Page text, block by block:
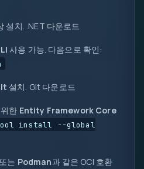
let
0x
( )
설치. .NET 다운로드
사용 가능. 다음으로 확인:
설치. Git 다운로드
한 Entity Framework Core
install --global
또는 Podman과 같은 OCI 호환